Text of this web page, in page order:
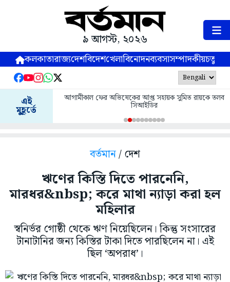
৯ আগস্ট, ২০২৬
কলকাতারাজ্যদেশবিদেশখেলাবিনোদনব্যবসাসম্পাদকীয়
এই
মুহূর্তে
আগামীকাল ফের অভিষেকের আপ্ত সহায়ক সুমিত রায়কে তলব
সিআইডির
বর্তমান/ দেশ
ঋণের কিস্তি দিতে পারনেনি,
মারধর&nbsp; করে মাথা ন্যাড়া করা হল
মহিলার
স্বনির্ভর গোষ্ঠী থেকে ঋণ নিয়েছিলেন। কিন্তু সংসারের
টানাটানির জন্য কিস্তির টাকা দিতে পারছিলেন না। এই
ছিল ‘অপরাধ’।